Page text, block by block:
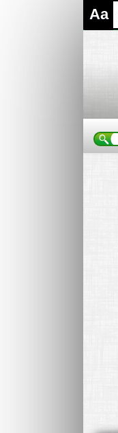
Aa